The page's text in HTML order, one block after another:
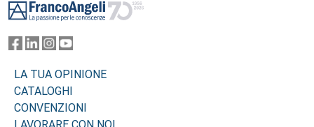
LA TUA OPINIONE
CATALOGHI
CONVENZIONI